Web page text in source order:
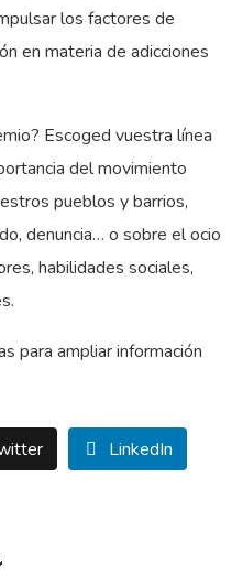
los factores de
en materia de adicciones
Escoged vuestra línea
del movimiento
pueblos y barrios,
denuncia… o sobre el ocio
habilidades sociales,
para ampliar información
LinkedIn